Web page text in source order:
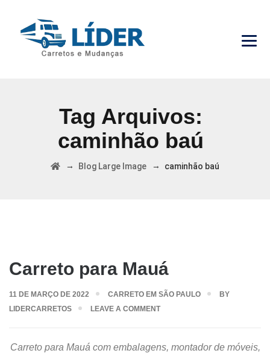
Tag Arquivos:
caminhão baú
→ Blog Large Image → caminhão baú
Carreto para Mauá
11 DE MARÇO DE 2022 CARRETO EM SÃO PAULO
BY
LIDERCARRETOS
LEAVE A COMMENT
Carreto para Mauá com embalagens, montador de móveis,